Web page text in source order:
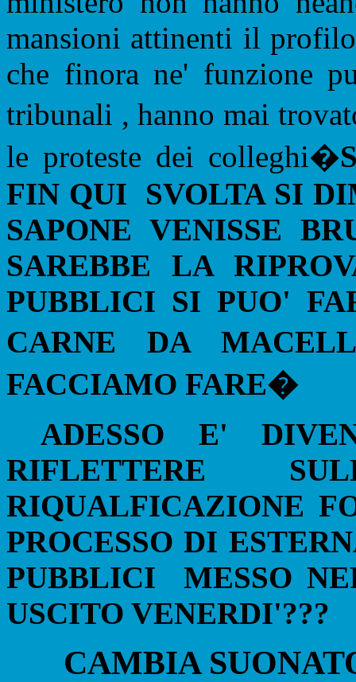
mansioni attinenti il
che finora ne' funzione
tribunali , hanno mai
le proteste dei colleghi�
FIN QUI
SVOLTA SI
SAPONE VENISSE
SAREBBE LA
PUBBLICI SI PUO'
CARNE DA
FACCIAMO FARE�
ADESSO E'
RIFLETTERE
RIQUALFICAZIONE
PROCESSO DI
PUBBLICI
MESSO
USCITO VENERDI'???
CAMBIA